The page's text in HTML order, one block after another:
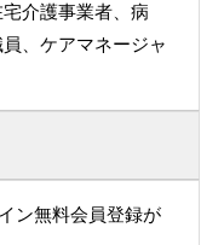
介護事業者、病
、ケアマネージャ
ン無料会員登録が